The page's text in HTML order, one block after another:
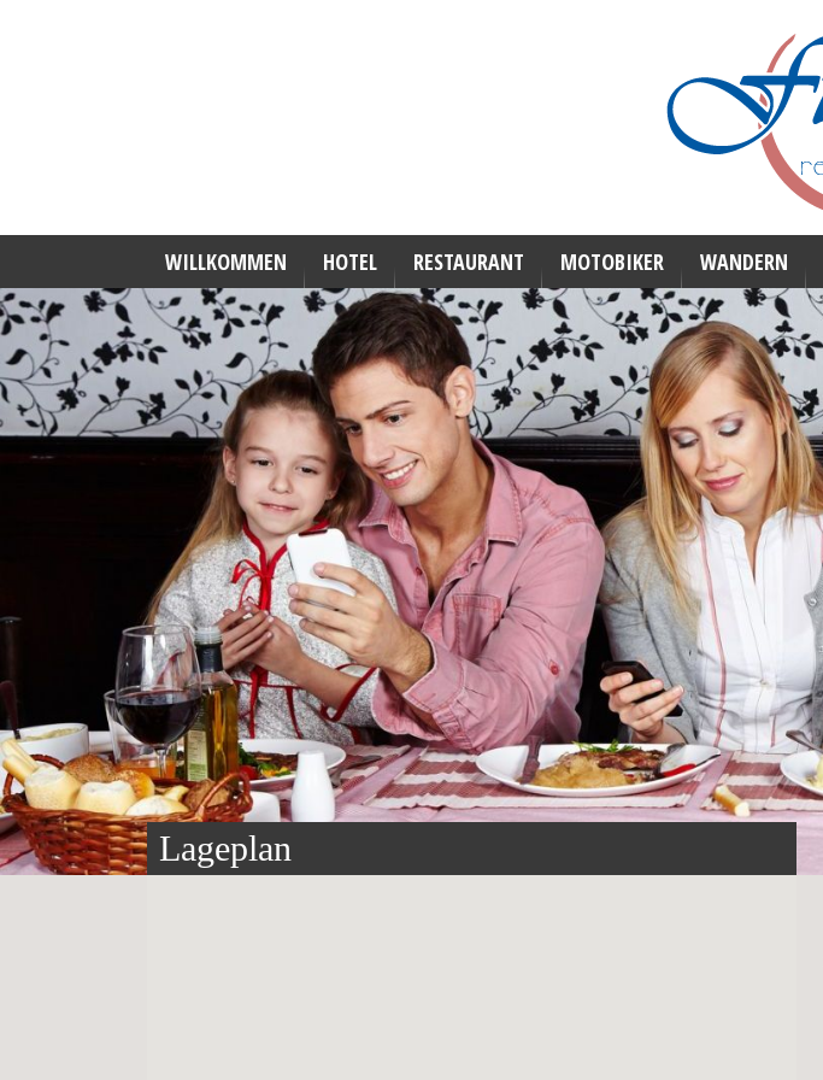
WILLKOMMEN HOTEL RESTAURANT MOTOBIKER WANDERN
Lageplan